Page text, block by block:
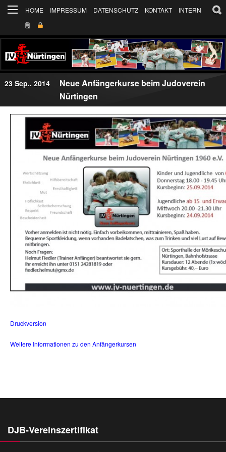
HOME IMPRESSUM DATENSCHUTZ KONTAKT
INTERN
🗒
23 Sep.. 2014
Neue Anfängerkurse beim Judoverein
Nürtingen
Druckversion
Weitere Informationen zu den Anfängerkursen
DJB-Vereinszertifikat